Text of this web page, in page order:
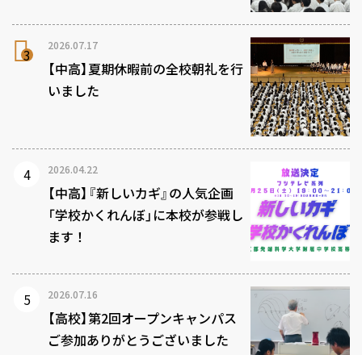
2026.07.17
【中高】夏期休暇前の全校朝礼を行
いました
2026.04.22
【中高】『新しいカギ』の人気企画
「学校かくれんぼ」に本校が参戦し
ます！
2026.07.16
【高校】第2回オープンキャンパス
ご参加ありがとうございました